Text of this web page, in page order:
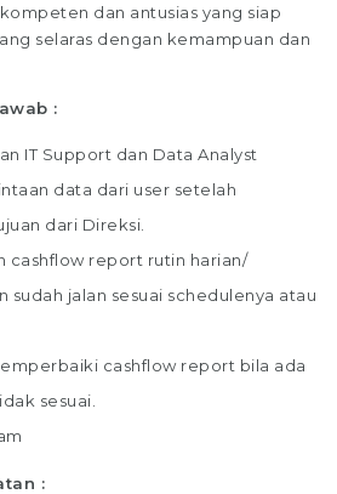
dan antusias yang siap
selaras dengan kemampuan dan
:
IT Support dan Data Analyst
data dari user setelah
dari Direksi.
cashflow report rutin harian/
sudah jalan sesuai schedulenya atau
cashflow report bila ada
sesuai.
: